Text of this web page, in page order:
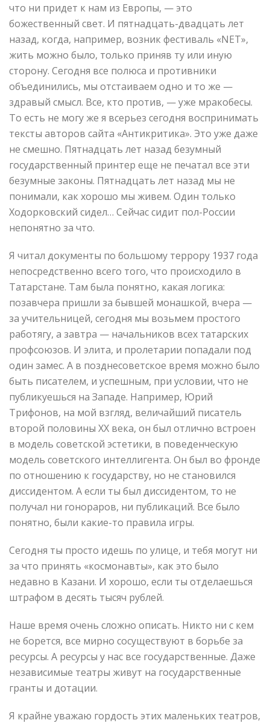
что ни придет к нам из Европы, — это
божественный свет. И пятнадцать-двадцать лет
назад, когда, например, возник фестиваль «NET»,
жить можно было, только приняв ту или иную
сторону. Сегодня все полюса и противники
объединились, мы отстаиваем одно и то же —
здравый смысл. Все, кто против, — уже мракобесы.
То есть не могу же я всерьез сегодня воспринимать
тексты авторов сайта «Антикритика». Это уже даже
не смешно. Пятнадцать лет назад безумный
государственный принтер еще не печатал все эти
безумные законы. Пятнадцать лет назад мы не
понимали, как хорошо мы живем. Один только
Ходорковский сидел… Сейчас сидит пол-России
непонятно за что.
Я читал документы по большому террору 1937 года
непосредственно всего того, что происходило в
Татарстане. Там была понятно, какая логика:
позавчера пришли за бывшей монашкой, вчера —
за учительницей, сегодня мы возьмем простого
работягу, а завтра — начальников всех татарских
профсоюзов. И элита, и пролетарии попадали под
один замес. А в позднесоветское время можно было
быть писателем, и успешным, при условии, что не
публикуешься на Западе. Например, Юрий
Трифонов, на мой взгляд, величайший писатель
второй половины XX века, он был отлично встроен
в модель советской эстетики, в поведенческую
модель советского интеллигента. Он был во фронде
по отношению к государству, но не становился
диссидентом. А если ты был диссидентом, то не
получал ни гонораров, ни публикаций. Все было
понятно, были какие-то правила игры.
Сегодня ты просто идешь по улице, и тебя могут ни
за что принять «космонавты», как это было
недавно в Казани. И хорошо, если ты отделаешься
штрафом в десять тысяч рублей.
Наше время очень сложно описать. Никто ни с кем
не борется, все мирно сосуществуют в борьбе за
ресурсы. А ресурсы у нас все государственные. Даже
независимые театры живут на государственные
гранты и дотации.
Я крайне уважаю гордость этих маленьких театров,